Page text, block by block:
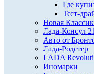
Где
Тест-
Новая
Лада-Консул
Авто от
Лада-Родстер
LADA
Иномарки